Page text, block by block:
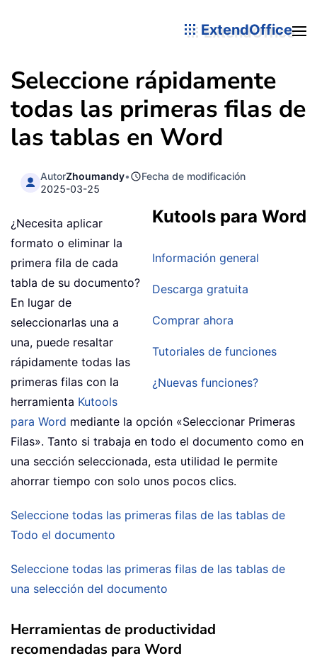
ExtendOffice
Seleccione rápidamente
todas las primeras filas de
las tablas en Word
AutorZhoumandy•
Fecha de modificación
2025-03-25
Kutools para Word
Información general
Descarga gratuita
Comprar ahora
Tutoriales de funciones
¿Nuevas funciones?
¿Necesita aplicar
formato o eliminar la
primera fila de cada
tabla de su documento?
En lugar de
seleccionarlas una a
una, puede resaltar
rápidamente todas las
primeras filas con la
herramienta Kutools
para Word mediante la opción «Seleccionar Primeras
Filas». Tanto si trabaja en todo el documento como en
una sección seleccionada, esta utilidad le permite
ahorrar tiempo con solo unos pocos clics.
Seleccione todas las primeras filas de las tablas de
Todo el documento
Seleccione todas las primeras filas de las tablas de
una selección del documento
Herramientas de productividad
recomendadas para Word